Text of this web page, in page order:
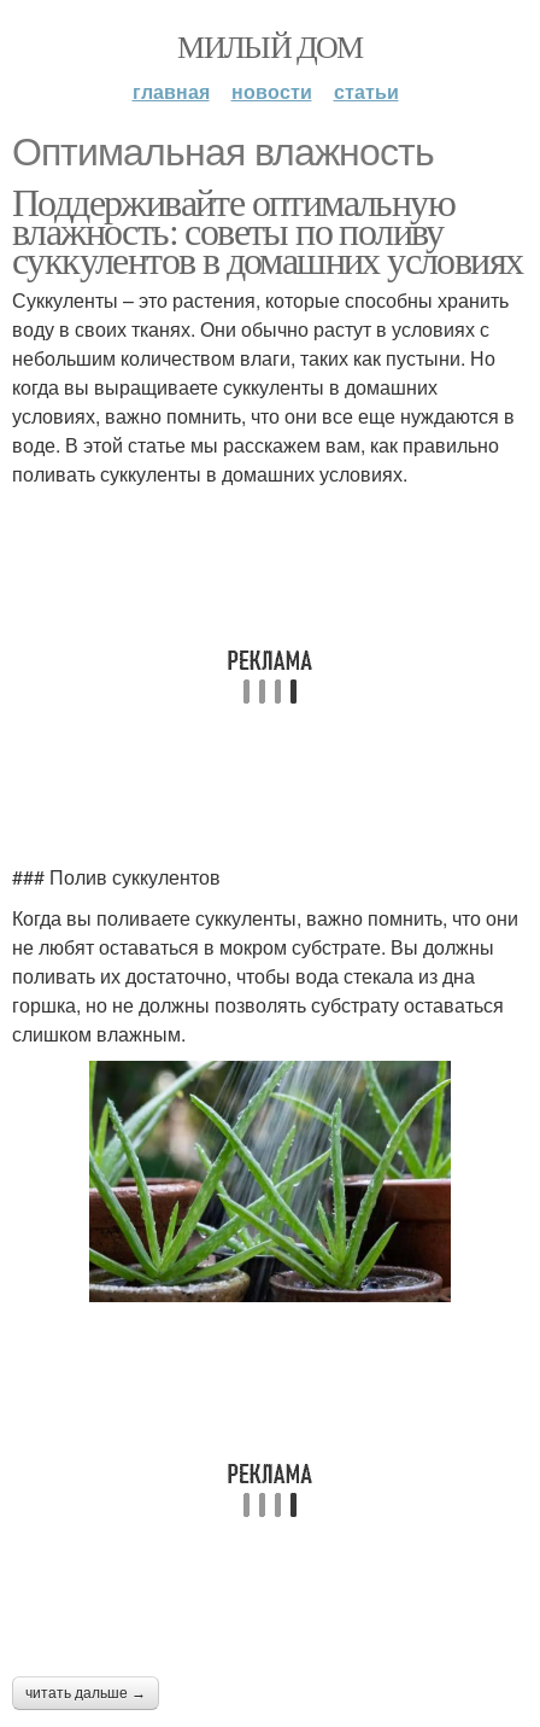
МИЛЫЙ ДОМ
главная новости статьи
Оптимальная влажность
Поддерживайте оптимальную
влажность: советы по поливу
суккулентов в домашних условиях
Суккуленты – это растения, которые способны хранить
воду в своих тканях. Они обычно растут в условиях с
небольшим количеством влаги, таких как пустыни. Но
когда вы выращиваете суккуленты в домашних
условиях, важно помнить, что они все еще нуждаются в
воде. В этой статье мы расскажем вам, как правильно
поливать суккуленты в домашних условиях.
### Полив суккулентов
Когда вы поливаете суккуленты, важно помнить, что они
не любят оставаться в мокром субстрате. Вы должны
поливать их достаточно, чтобы вода стекала из дна
горшка, но не должны позволять субстрату оставаться
слишком влажным.
читать дальше →